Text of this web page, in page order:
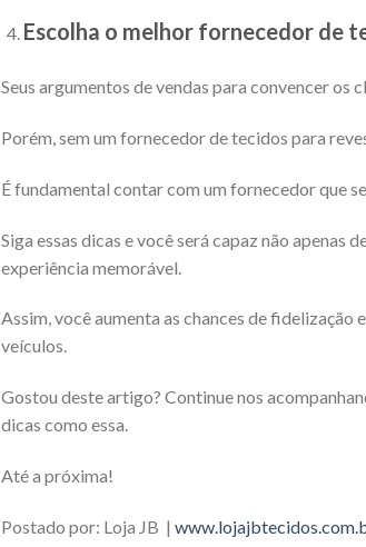
Escolha o melhor fornecedor de
Seus argumentos de vendas para convencer os
Porém, sem um fornecedor de tecidos para
É fundamental contar com um fornecedor que
Siga essas dicas e você será capaz não
experiência memorável.
Assim, você aumenta as chances de fidelização
veículos.
Gostou deste artigo? Continue nos
dicas como essa.
Até a próxima!
Postado por: Loja JB |